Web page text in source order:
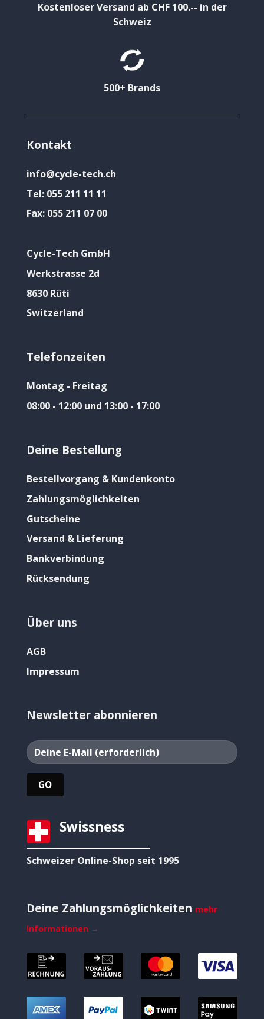
Kostenloser Versand ab CHF 100.-- in der
Schweiz
500+ Brands
Kontakt
info@cycle-tech.ch
Tel: 055 211 11 11
Fax: 055 211 07 00
Cycle-Tech GmbH
Werkstrasse 2d
8630 Rüti
Switzerland
Telefonzeiten
Montag - Freitag
08:00 - 12:00 und 13:00 - 17:00
Deine Bestellung
Bestellvorgang & Kundenkonto
Zahlungsmöglichkeiten
Gutscheine
Versand & Lieferung
Bankverbindung
Rücksendung
Über uns
AGB
Impressum
Newsletter abonnieren
Swissness
Schweizer Online-Shop seit 1995
Deine Zahlungsmöglichkeiten mehr
Informationen →